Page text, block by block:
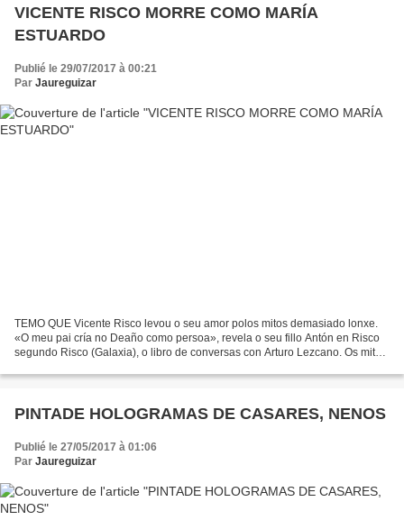
VICENTE RISCO MORRE COMO MARÍA
ESTUARDO
Publié le 29/07/2017 à 00:21
Par Jaureguizar
TEMO QUE Vicente Risco levou o seu amor polos mitos demasiado lonxe.
«O meu pai cría no Deaño como persoa», revela o seu fillo Antón en Risco
segundo Risco (Galaxia), o libro de conversas con Arturo Lezcano. Os mitos
PINTADE HOLOGRAMAS DE CASARES, NENOS
Publié le 27/05/2017 à 01:06
Par Jaureguizar